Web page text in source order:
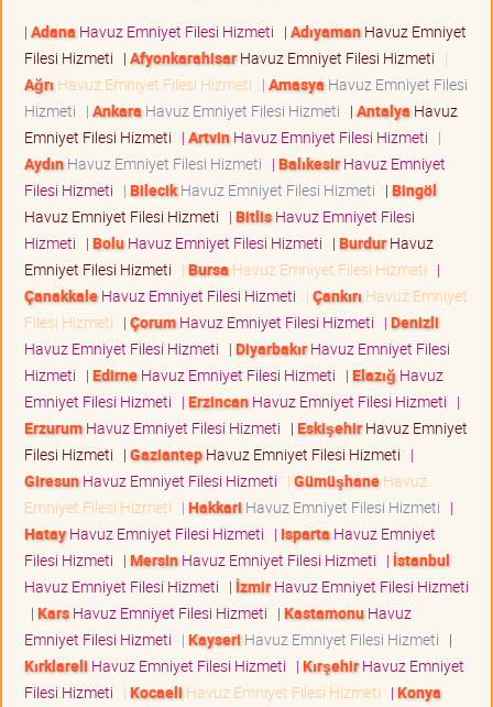
| Adana Havuz Emniyet Filesi Hizmeti | AdıyamanHavuz Emniyet
Filesi Hizmeti | AfyonkarahisarHavuz Emniyet Filesi Hizmeti |
Ağrı Havuz Emniyet Filesi Hizmeti | Amasya Havuz Emniyet Filesi
Hizmeti | Ankara Havuz Emniyet Filesi Hizmeti | Antalya Havuz
Emniyet Filesi Hizmeti | ArtvinHavuz Emniyet Filesi Hizmeti |
AydınHavuz Emniyet Filesi Hizmeti | BalıkesirHavuz Emniyet
Filesi Hizmeti | BilecikHavuz Emniyet Filesi Hizmeti | Bingöl
Havuz Emniyet Filesi Hizmeti | BitlisHavuz Emniyet Filesi
Hizmeti | BoluHavuz Emniyet Filesi Hizmeti | BurdurHavuz
Emniyet Filesi Hizmeti | Bursa Havuz Emniyet Filesi Hizmeti |
ÇanakkaleHavuz Emniyet Filesi Hizmeti | Çankırı Havuz Emniyet
Filesi Hizmeti | ÇorumHavuz Emniyet Filesi Hizmeti | Denizli
Havuz Emniyet Filesi Hizmeti | DiyarbakırHavuz Emniyet Filesi
Hizmeti | EdirneHavuz Emniyet Filesi Hizmeti | Elazığ Havuz
Emniyet Filesi Hizmeti | ErzincanHavuz Emniyet Filesi Hizmeti |
ErzurumHavuz Emniyet Filesi Hizmeti | EskişehirHavuz Emniyet
Filesi Hizmeti | GaziantepHavuz Emniyet Filesi Hizmeti |
GiresunHavuz Emniyet Filesi Hizmeti | GümüşhaneHavuz
Emniyet Filesi Hizmeti | Hakkari Havuz Emniyet Filesi Hizmeti |
HatayHavuz Emniyet Filesi Hizmeti | Isparta Havuz Emniyet
Filesi Hizmeti | MersinHavuz Emniyet Filesi Hizmeti | İstanbul
Havuz Emniyet Filesi Hizmeti | İzmirHavuz Emniyet Filesi Hizmeti
| KarsHavuz Emniyet Filesi Hizmeti | KastamonuHavuz
Emniyet Filesi Hizmeti | Kayseri Havuz Emniyet Filesi Hizmeti |
Kırklareli Havuz Emniyet Filesi Hizmeti | KırşehirHavuz Emniyet
Filesi Hizmeti | Kocaeli Havuz Emniyet Filesi Hizmeti | Konya